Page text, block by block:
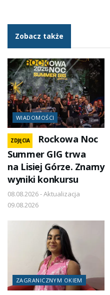
Zobacz także
WIADOMOŚCI
ZDJĘCIA
Rockowa Noc
Summer GIG trwa
na Lisiej Górze. Znamy
wyniki konkursu
08.08.2026 - Aktualizacja
09.08.2026
ZAGRANICZNYM OKIEM